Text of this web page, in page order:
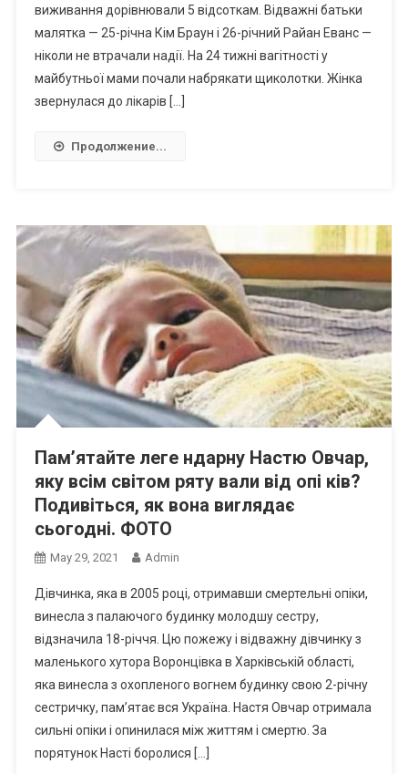
виживання дорівнювали 5 відсоткам. Відважні батьки
малятка — 25-річна Кім Браун і 26-річний Райан Еванс —
ніколи не втрачали надії. На 24 тижні вагітності у
майбутньої мами почали набрякати щиколотки. Жінка
звернулася до лікарів […]
Продолжение...
Пам’ятайте леге ндарну Настю Овчар,
яку всім світом ряту вали від опі ків?
Подивіться, як вона виrлядає
сьогодні. ФОТО
May 29, 2021 Admin
Дівчинка, яка в 2005 році, отримавши смертельні опіки,
винесла з палаючого будинку молодшу сестру,
відзначила 18-річчя. Цю пожежу і відважну дівчинку з
маленького хутора Воронцівка в Харківській області,
яка винесла з охопленого вогнем будинку свою 2-річну
сестричку, пам’ятає вся Україна. Настя Овчар отримала
сильні опіки і опинилася між життям і смертю. За
порятунок Насті боролися […]